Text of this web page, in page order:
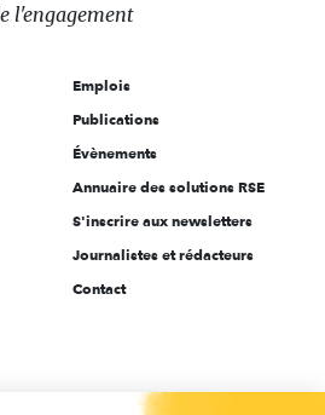
l'engagement
Emplois
Publications
Évènements
Annuaire des solutions RSE
S'inscrire aux newsletters
Journalistes et rédacteurs
Contact